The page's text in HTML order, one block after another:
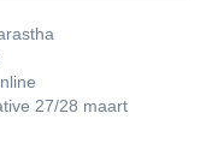
27/28 maart